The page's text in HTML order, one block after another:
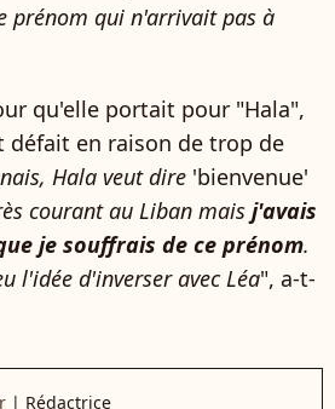
prénom qui n'arrivait pas à
qu'elle portait pour "Hala",
défait en raison de trop de
Hala veut dire 'bienvenue'
courant au Liban mais j'avais
je souffrais de ce prénom.
l'idée d'inverser avec Léa", a-t-
| Rédactrice